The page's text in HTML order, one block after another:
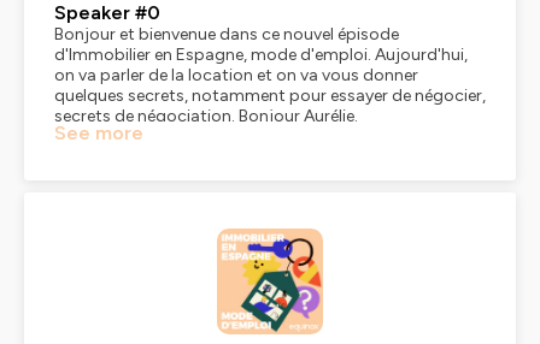
Speaker #0
Bonjour et bienvenue dans ce nouvel épisode
d'Immobilier en Espagne, mode d'emploi. Aujourd'hui,
on va parler de la location et on va vous donner
quelques secrets, notamment pour essayer de négocier,
secrets de négociation. Bonjour Aurélie.
Speaker #1
Alors, dans les grandes villes, non. Vraiment,
aujourd'hui, nous, la négociation ne fait pas partie du
tout de notre métier. Je rappelle que nous, on aide des
See more